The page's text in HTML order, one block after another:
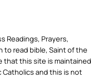
Readings, Prayers,
to read bible, Saint of the
that this site is maintained
Catholics and this is not